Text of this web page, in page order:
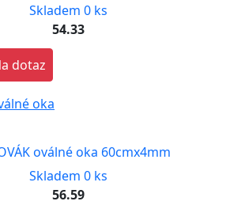
Skladem 0 ks
54.33
dotaz
oválné oka 60cmx4mm
Skladem 0 ks
56.59